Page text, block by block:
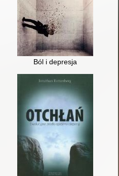
stresu i depresji : bez leków i
Ból i depresja